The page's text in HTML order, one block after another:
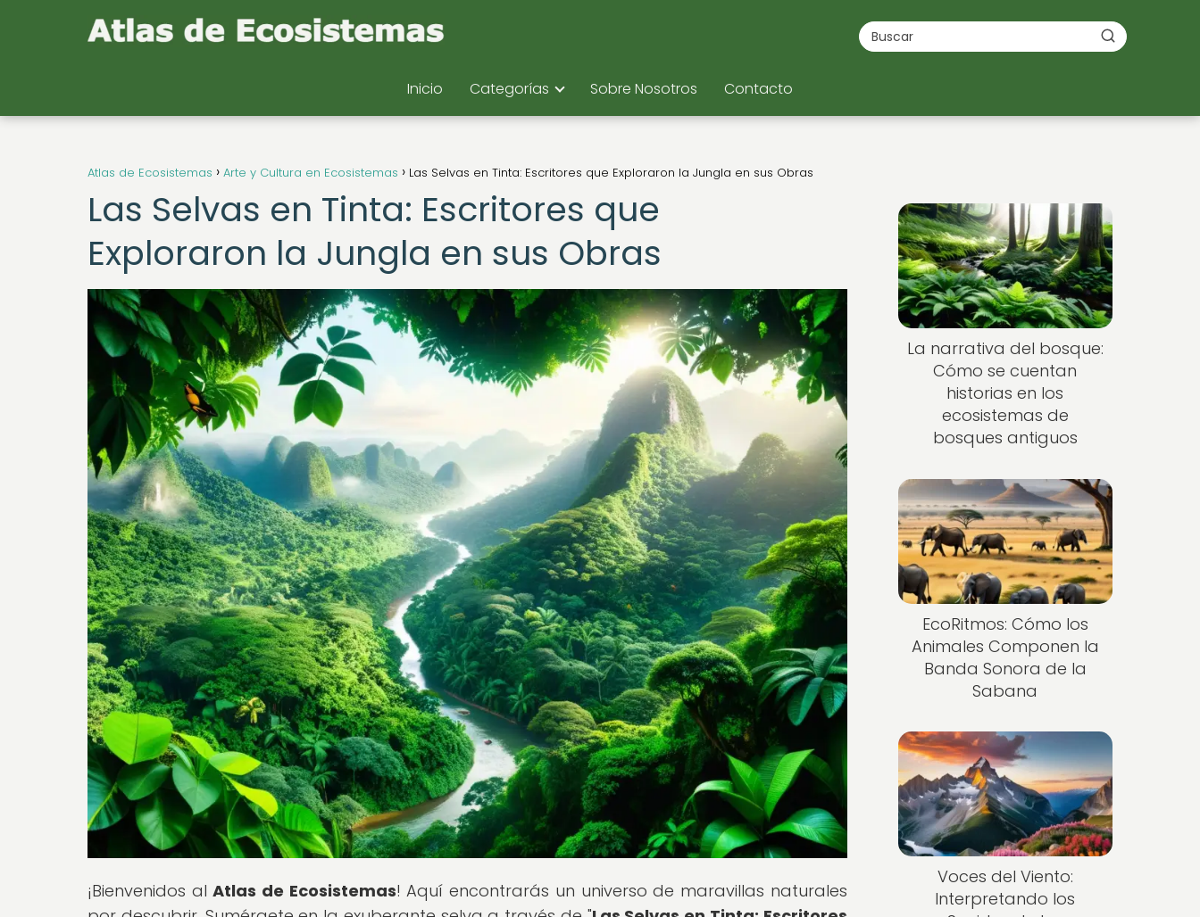
Inicio Categorías Sobre Nosotros Contacto
Atlas de Ecosistemas Arte y Cultura en Ecosistemas Las Selvas en Tinta: Escritores que Exploraron la Jungla en sus Obras
Las Selvas en Tinta: Escritores que
Exploraron la Jungla en sus Obras
¡Bienvenidos alAtlas de Ecosistemas! Aquí encontrarás un universo de maravillas naturales
La narrativa del bosque:
Cómo se cuentan
historias en los
ecosistemas de
bosques antiguos
EcoRitmos: Cómo los
Animales Componen la
Banda Sonora de la
Sabana
Voces del Viento:
Interpretando los